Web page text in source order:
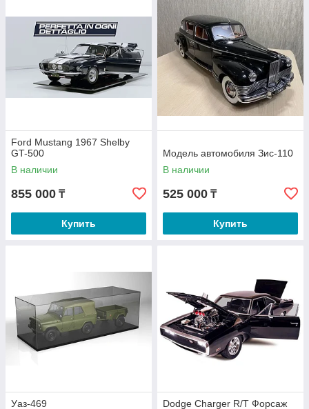
Ford Mustang 1967 Shelby
GT-500
В наличии
855 000 ₸
Купить
Модель автомобиля Зис-110
В наличии
525 000 ₸
Купить
Уаз-469
Dodge Charger R/T Форсаж